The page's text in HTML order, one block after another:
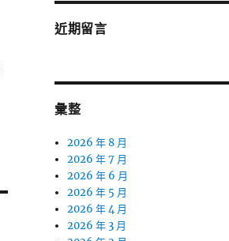
近期留言
彙整
2026 年 8 月
2026 年 7 月
2026 年 6 月
2026 年 5 月
2026 年 4 月
2026 年 3 月